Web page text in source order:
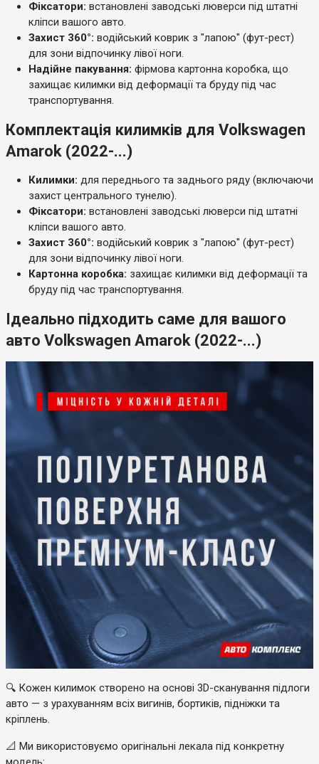
Фіксатори: встановлені заводські люверси під штатні
кліпси вашого авто.
Захист 360°: водійський коврик з "лапою" (фут-рест)
для зони відпочинку лівої ноги.
Надійне пакування: фірмова картонна коробка, що
захищає килимки від деформації та бруду під час
транспортування.
Комплектація килимків для Volkswagen
Amarok (2022-...)
Килимки: для переднього та заднього ряду (включаючи
захист центрального тунелю).
Фіксатори: встановлені заводські люверси під штатні
кліпси вашого авто.
Захист 360°: водійський коврик з "лапою" (фут-рест)
для зони відпочинку лівої ноги.
Картонна коробка: захищає килимки від деформації та
бруду під час транспортування.
Ідеально підходить саме для вашого
авто Volkswagen Amarok (2022-...)
🔍 Кожен килимок створено на основі 3D-сканування підлоги
авто — з урахуванням всіх вигинів, бортиків, підніжки та
кріплень.
📐 Ми використовуємо оригінальні лекала під конкретну